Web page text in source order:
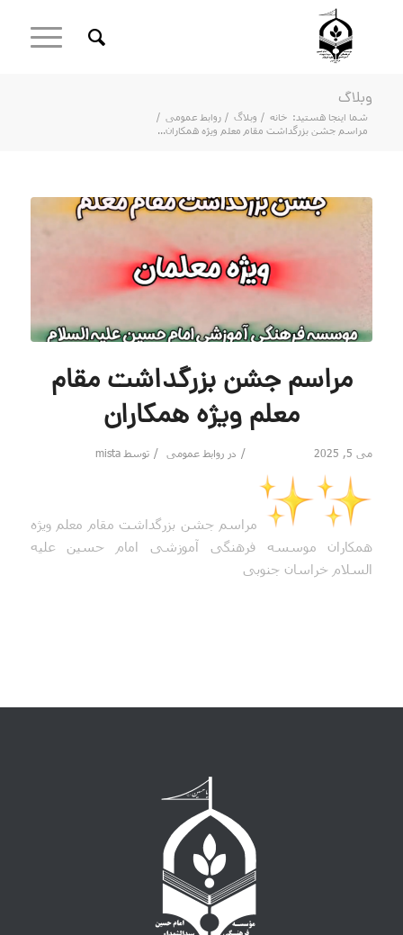
وبلاگ
شما اینجا هستید: خانه / وبلاگ / روابط عمومی /
مراسم جشن بزرگداشت مقام معلم ویژه همکاران...
مراسم جشن بزرگداشت مقام
معلم ویژه همکاران
می 5, 2025 / درروابط عمومی / توسطmista
مراسم جشن بزرگداشت مقام معلم ویژه
همکاران موسسه فرهنگی آموزشی امام حسین علیه
السلام خراسان جنوبی